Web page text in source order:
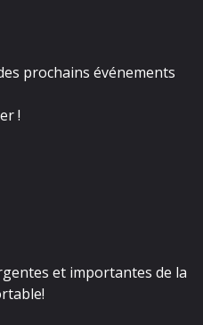
prochains événements
!
et importantes de la